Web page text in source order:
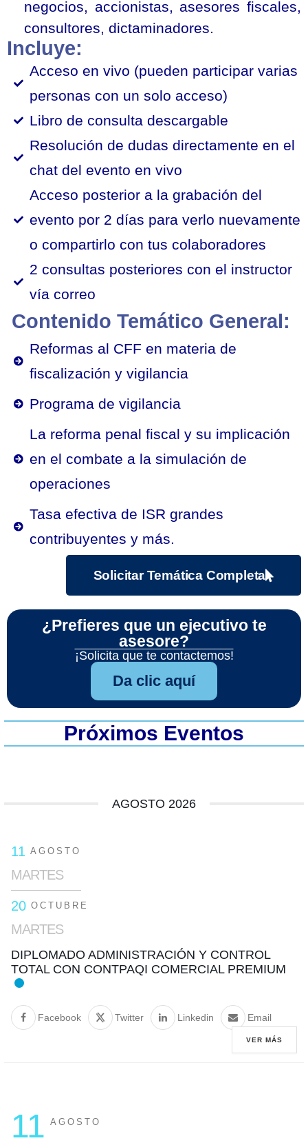
negocios, accionistas, asesores fiscales,
consultores, dictaminadores.
Incluye:
Acceso en vivo (pueden participar varias
personas con un solo acceso)
Libro de consulta descargable
Resolución de dudas directamente en el
chat del evento en vivo
Acceso posterior a la grabación del
evento por 2 días para verlo nuevamente
o compartirlo con tus colaboradores
2 consultas posteriores con el instructor
vía correo
Contenido Temático General:
Reformas al CFF en materia de
fiscalización y vigilancia
Programa de vigilancia
La reforma penal fiscal y su implicación
en el combate a la simulación de
operaciones
Tasa efectiva de ISR grandes
contribuyentes y más.
Solicitar Temática Completa
¿Prefieres que un ejecutivo te
asesore?
¡Solicita que te contactemos!
Da clic aquí
Próximos Eventos
AGOSTO 2026
11 AGOSTO
MARTES
20 OCTUBRE
MARTES
DIPLOMADO ADMINISTRACIÓN Y CONTROL
TOTAL CON CONTPAQI COMERCIAL PREMIUM
Facebook Twitter Linkedin Email
VER MÁS
11 AGOSTO